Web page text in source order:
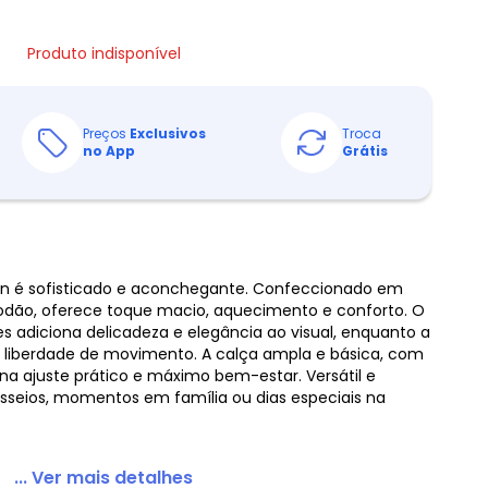
Produto indisponível
Preços Exclusivos
no App
Troca
Grátis
é sofisticado e aconchegante. Confeccionado em
oferece toque macio, aquecimento e conforto. O
adiciona delicadeza e elegância ao visual, enquanto a
de movimento. A calça ampla e básica, com
ajuste prático e máximo bem-estar. Versátil e
momentos em família ou dias especiais na
... Ver mais detalhes